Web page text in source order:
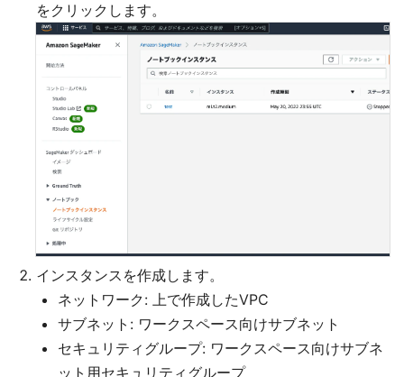
をクリックします。
インスタンスを作成します。
ネットワーク: 上で作成したVPC
サブネット: ワークスペース向けサブネット
セキュリティグループ: ワークスペース向けサブネ
ット用セキュリティグループ